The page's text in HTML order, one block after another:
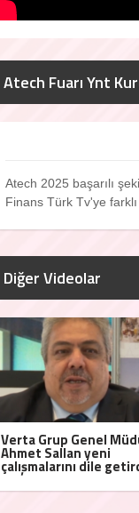
Atech Fuarı Ynt
Atech 2025 başarılı
Finans Türk Tv'ye
Diğer Videolar
Verta Grup Genel
Ahmet Sallan yeni
çalışmalarını dile